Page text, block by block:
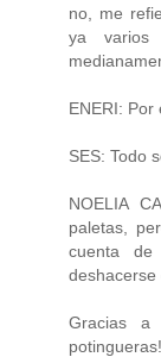
no, me
ya varios
ENERI: Por
SES: Todo
NOELIA
paletas,
cuenta
deshacerse
Gracias a
potingueras!